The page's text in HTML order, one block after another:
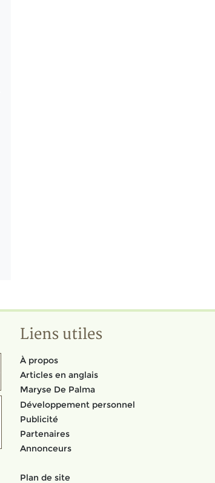
Liens utiles
À propos
Articles en anglais
Maryse De Palma
Développement personnel
Publicité
Partenaires
Annonceurs
Plan de site